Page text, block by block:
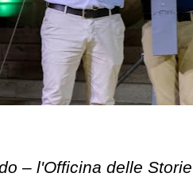
– l'Officina delle